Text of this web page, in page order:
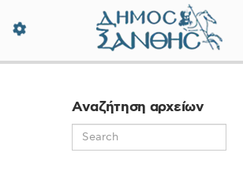
Δήμος Ξάνθης -
Αναζήτηση αρχείων